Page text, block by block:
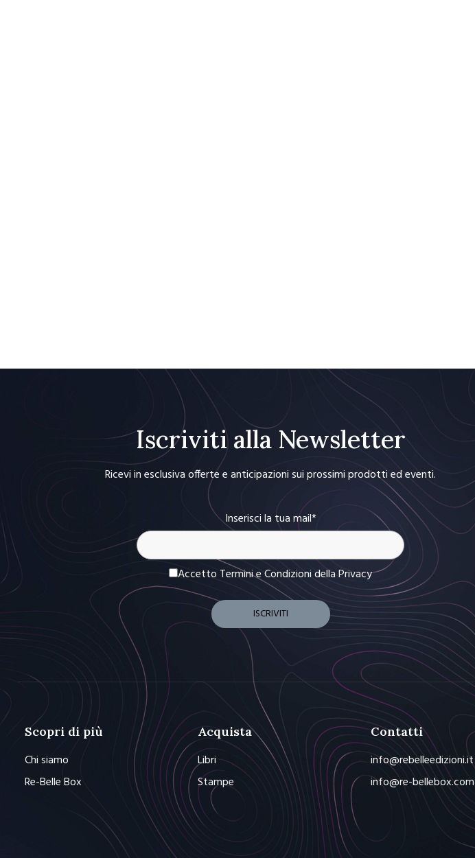
Iscriviti alla Newsletter
Ricevi in esclusiva offerte e anticipazioni sui prossimi prodotti ed eventi.
Inserisci la tua mail*
Accetto Termini e Condizionidella Privacy
Scopri di più
Chi siamo
Re-Belle Box
Acquista
Libri
Stampe
Contatti
info@rebelleedizioni.it
info@re-bellebox.com